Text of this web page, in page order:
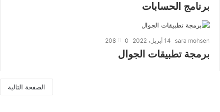
برنامج الحسابات
sara mohsen 14 أبريل، 2022 0
208
برمجة تطبيقات الجوال
الصفحة التالية